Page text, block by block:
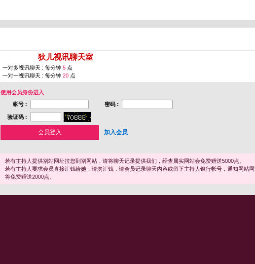
狄儿视讯聊天室
一对多视讯聊天 : 每分钟 5 点
一对一视讯聊天 : 每分钟 20 点
使用会员身份进入
帐号 :
密码 :
验证码 :
加入会员
若有主持人提供别站网址拉您到别网站，请将聊天记录提供我们，经查属实网站会免费赠送5000点。
若有主持人要求会员直接汇钱给她，请勿汇钱，请会员记录聊天内容或留下主持人银行帐号，通知网站
将免费赠送2000点。